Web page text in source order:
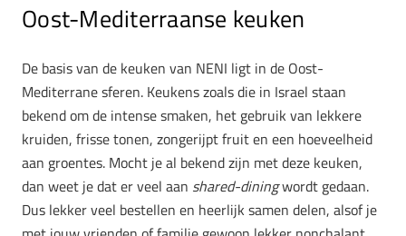
Oost-Mediterraanse keuken
De basis van de keuken van NENI ligt in de Oost-
Mediterrane sferen. Keukens zoals die in Israel staan
bekend om de intense smaken, het gebruik van lekkere
kruiden, frisse tonen, zongerijpt fruit en een hoeveelheid
aan groentes. Mocht je al bekend zijn met deze keuken,
dan weet je dat er veel aan shared-diningwordt gedaan.
Dus lekker veel bestellen en heerlijk samen delen, alsof je